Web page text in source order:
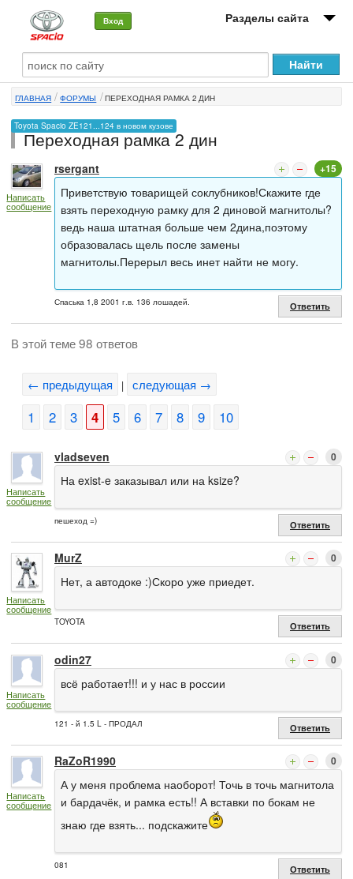
Вход Разделы сайта
О машине
Автоклуб
Форумы
Сервисы и услуги
Новости
ГЛАВНАЯ ФОРУМЫ ПЕРЕХОДНАЯ РАМКА 2 ДИН
Toyota Spacio ZE121...124 в новом кузове
Переходная рамка 2 дин
Написать
сообщение
rsergant +15
Приветствую товарищей соклубников!Скажите где
взять переходную рамку для 2 диновой магнитолы?
ведь наша штатная больше чем 2дина,поэтому
образовалась щель после замены
магнитолы.Перерыл весь инет найти не могу.
Спаська 1,8 2001 г.в. 136 лошадей. Ответить
В этой теме 98 ответов
← предыдущая | следующая →
1 2 3 4 5 6 7 8 9 10
Написать
сообщение
vladseven 0
На exist-e заказывал или на ksize?
пешеход =) Ответить
Написать
сообщение
MurZ 0
Нет, а автодоке :)Скоро уже приедет.
TOYOTA Ответить
Написать
сообщение
odin27 0
всё работает!!! и у нас в россии
121 - й 1.5 L - ПРОДАЛ Ответить
Написать
сообщение
RaZoR1990 0
А у меня проблема наоборот! Точь в точь магнитола
и бардачёк, и рамка есть!! А вставки по бокам не
знаю где взять... подскажите
081 Ответить